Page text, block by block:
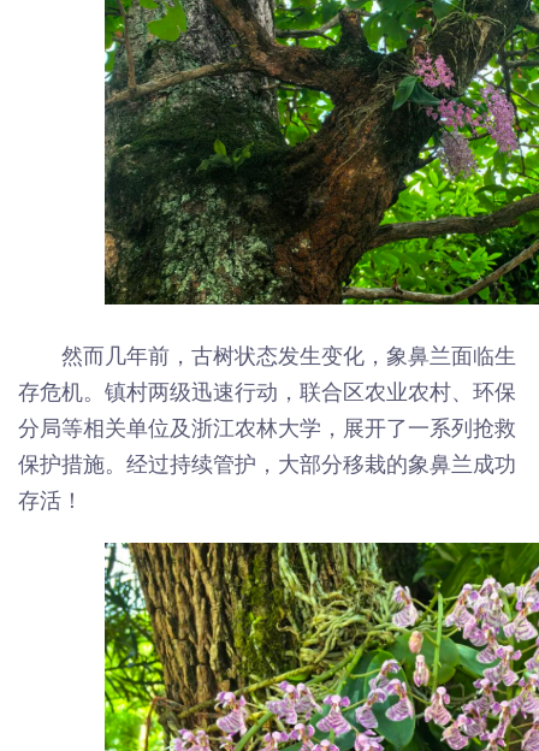
然而几年前，古树状态发生变化，象鼻兰面临生
存危机。镇村两级迅速行动，联合区农业农村、环保
分局等相关单位及浙江农林大学，展开了一系列抢救
保护措施。经过持续管护，大部分移栽的象鼻兰成功
存活！